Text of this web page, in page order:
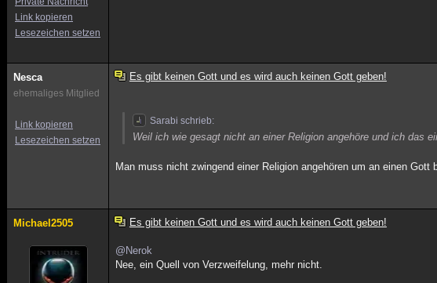
Link kopieren
Lesezeichen setzen
Nesca
ehemaliges Mitglied
Link kopieren
Lesezeichen setzen
Es gibt keinen Gott und es wird auch keinen Gott geben!
Sarabi schrieb:
Weil ich wie gesagt nicht an einer Religion angehöre und ich das
Man muss nicht zwingend einer Religion angehören um an einen
Michael2505 Es gibt keinen Gott und es wird auch keinen Gott geben!
@Nerok
Nee, ein Quell von Verzweifelung, mehr nicht.